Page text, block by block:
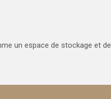
un espace de stockage et de